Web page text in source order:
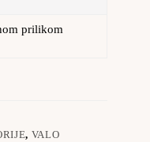
prilikom
, VALO